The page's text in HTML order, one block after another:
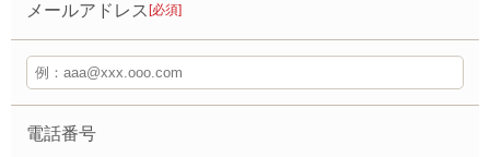
メールアドレス [必須]
電話番号